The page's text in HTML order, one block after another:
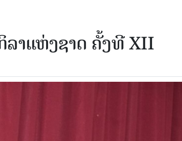
ລາແຫ່ງຊາດ ຄັ້ງທີ XII